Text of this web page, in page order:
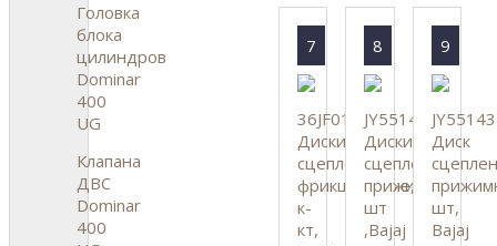
Головка
блока
цилиндров
Dominar
400
UG
Клапана
ДВС
Dominar
400
7
36JF0195
Диски
сцепления
фрикционные,
к-
кт,
8
JY551436
Диски
сцепления
прижимные,
шт
,Bajaj
9
Диск
шт,
Bajaj